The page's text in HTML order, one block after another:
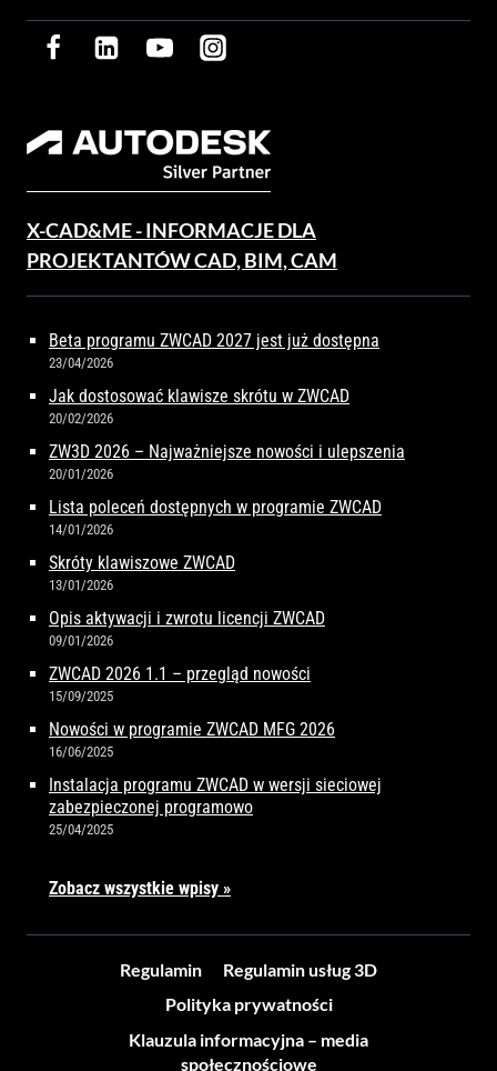
X-CAD&ME - INFORMACJE DLA
PROJEKTANTÓW CAD, BIM, CAM
Beta programu ZWCAD 2027 jest już dostępna
23/04/2026
Jak dostosować klawisze skrótu w ZWCAD
20/02/2026
ZW3D 2026 – Najważniejsze nowości i ulepszenia
20/01/2026
Lista poleceń dostępnych w programie ZWCAD
14/01/2026
Skróty klawiszowe ZWCAD
13/01/2026
Opis aktywacji i zwrotu licencji ZWCAD
09/01/2026
ZWCAD 2026 1.1 – przegląd nowości
15/09/2025
Nowości w programie ZWCAD MFG 2026
16/06/2025
Instalacja programu ZWCAD w wersji sieciowej
zabezpieczonej programowo
25/04/2025
Zobacz wszystkie wpisy »
Regulamin
Regulamin usług 3D
Polityka prywatności
Klauzula informacyjna – media
społecznościowe